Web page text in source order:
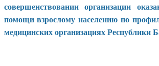
совершенствовании организации
помощи взрослому населению по
медицинских организациях Республики